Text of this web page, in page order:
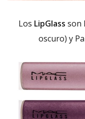
Los LipGlass son
oscuro) y